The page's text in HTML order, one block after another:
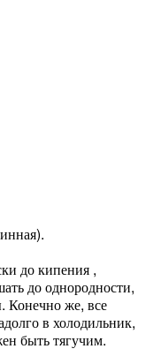
до кипения ,
до однородности,
Конечно же, все
в холодильник,
быть тягучим.